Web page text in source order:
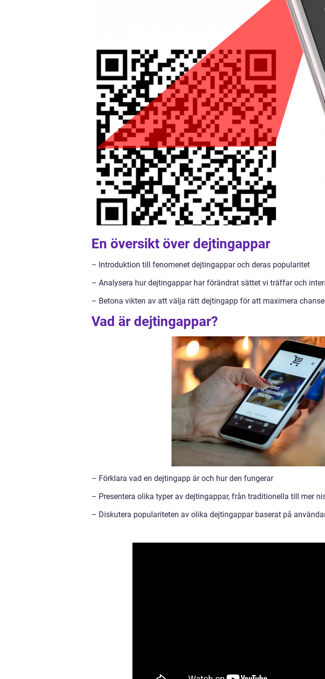
En översikt över dejtingappar
– Introduktion till fenomenet dejtingappar och deras popularitet
– Analysera hur dejtingappar har förändrat sättet vi träffar och
– Betona vikten av att välja rätt dejtingapp för att maximera
Vad är dejtingappar?
– Förklara vad en dejtingapp är och hur den fungerar
– Presentera olika typer av dejtingappar, från traditionella till mer
– Diskutera populariteten av olika dejtingappar baserat på